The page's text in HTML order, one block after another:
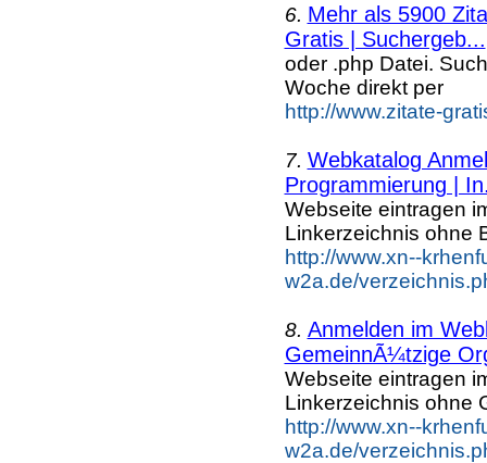
6. Mehr als 5900
Gratis | Suchergeb...
oder .php Datei.
Woche direkt per
http://www.zitate-
7. Webkatalog
Programmierung |
Webseite eintragen
Linkerzeichnis ohne
http://www.xn--
w2a.de/
8. Anmelden im
GemeinnÃ¼tzige
Webseite eintragen
Linkerzeichnis ohne
http://www.xn--
w2a.de/